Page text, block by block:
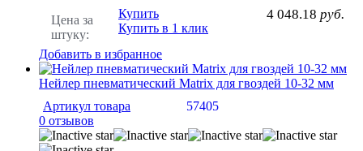
Цена за
штуку:
4 048.18 руб.
Купить
Купить в 1 клик
Добавить в избранное
Нейлер пневматический Matrix для гвоздей 10-32 мм
Артикул товара
57405
0 отзывов